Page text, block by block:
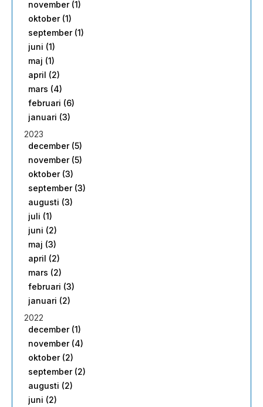
november (1)
oktober (1)
september (1)
juni (1)
maj (1)
april (2)
mars (4)
februari (6)
januari (3)
2023
december (5)
november (5)
oktober (3)
september (3)
augusti (3)
juli (1)
juni (2)
maj (3)
april (2)
mars (2)
februari (3)
januari (2)
2022
december (1)
november (4)
oktober (2)
september (2)
augusti (2)
juni (2)